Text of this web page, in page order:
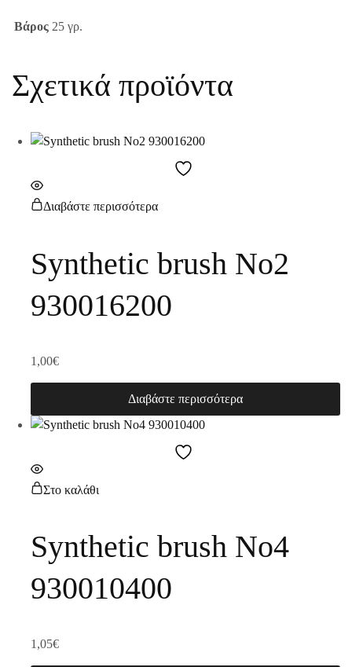
Βάρος 25 γρ.
Σχετικά προϊόντα
Διαβάστε περισσότερα
Synthetic brush No2
930016200
1,00€
Διαβάστε περισσότερα
Στο καλάθι
Synthetic brush No4
930010400
1,05€